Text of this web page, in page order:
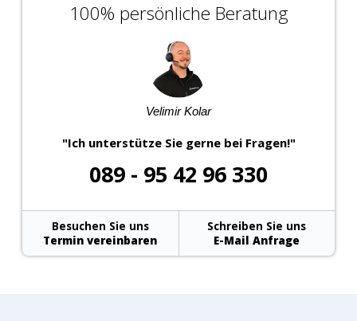
100% persönliche Beratung
Velimir Kolar
"Ich unterstütze Sie gerne bei Fragen!"
089 - 95 42 96 330
Besuchen Sie uns
Termin vereinbaren
Schreiben Sie uns
E-Mail Anfrage